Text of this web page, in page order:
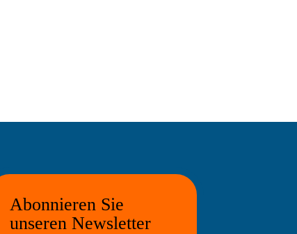
Abonnieren Sie
unseren Newsletter